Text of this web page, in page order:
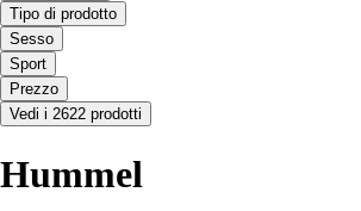
Tipo di prodotto
Sesso
Sport
Prezzo
Vedi i 2622 prodotti
Hummel